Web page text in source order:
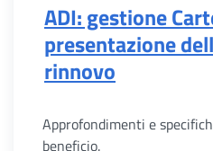
ADI: gestione
presentazione
rinnovo
Approfondimenti e
beneficio.